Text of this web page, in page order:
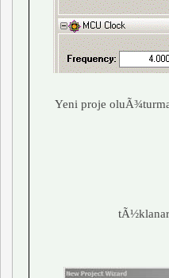
Yeni proje